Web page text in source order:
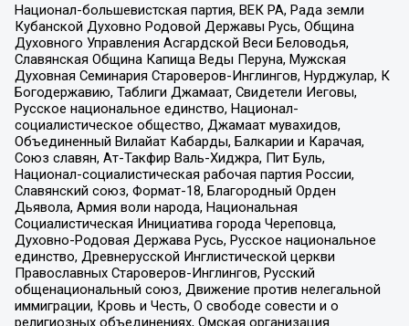
Национал-большевистская партия, ВЕК РА, Рада земли
Кубанской Духовно Родовой Державы Русь, Община
Духовного Управления Асгардской Веси Беловодья,
Славянская Община Капища Веды Перуна, Мужская
Духовная Семинария Староверов-Инглингов, Нурджулар, К
Богодержавию, Таблиги Джамаат, Свидетели Иеговы,
Русское национальное единство, Национал-
социалистическое общество, Джамаат мувахидов,
Объединенный Вилайат Кабарды, Балкарии и Карачая,
Союз славян, Ат-Такфир Валь-Хиджра, Пит Буль,
Национал-социалистическая рабочая партия России,
Славянский союз, Формат-18, Благородный Орден
Дьявола, Армия воли народа, Национальная
Социалистическая Инициатива города Череповца,
Духовно-Родовая Держава Русь, Русское национальное
единство, Древнерусской Инглистической церкви
Православных Староверов-Инглингов, Русский
общенациональный союз, Движение против нелегальной
иммиграции, Кровь и Честь, О свободе совести и о
религиозных объединениях, Омская организация